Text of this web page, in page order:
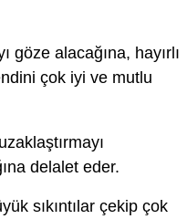
göze alacağına, hayırlı
çok iyi ve mutlu
delalet eder.
sıkıntılar çekip çok